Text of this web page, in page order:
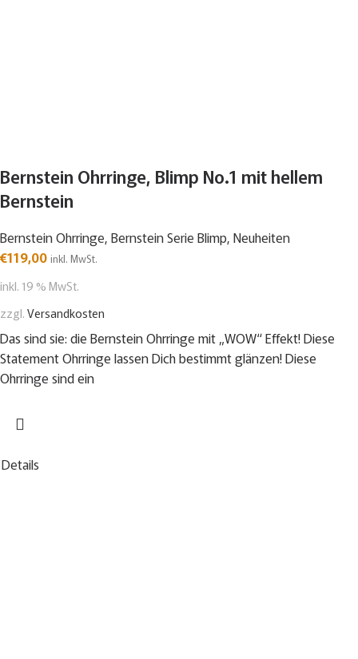
Bernstein Ohrringe, Blimp No.1 mit hellem
Bernstein
Bernstein Ohrringe, Bernstein Serie Blimp, Neuheiten
€119,00 inkl. MwSt.
inkl. 19 % MwSt.
zzgl.Versandkosten
Das sind sie: die Bernstein Ohrringe mit „WOW“ Effekt! Diese
Statement Ohrringe lassen Dich bestimmt glänzen! Diese
Ohrringe sind ein
Details